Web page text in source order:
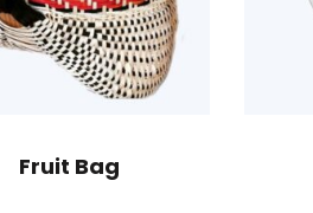
Fruit Bag